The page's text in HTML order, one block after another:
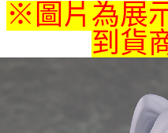
※圖片為展
到貨